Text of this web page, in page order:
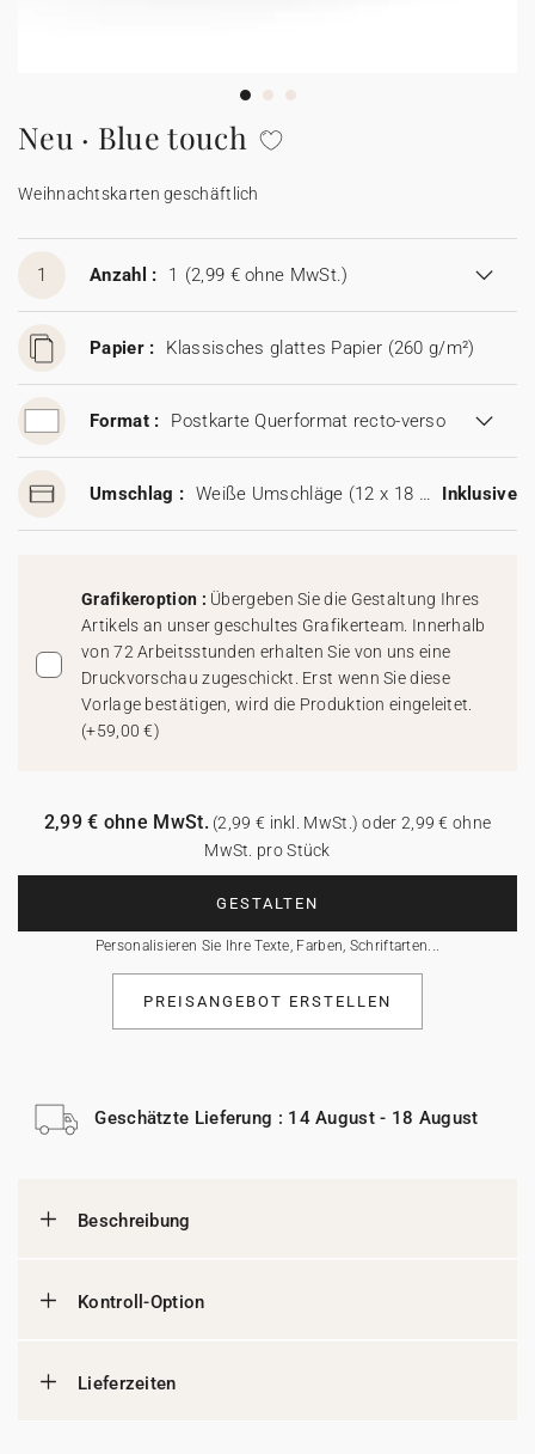
Aufkleber
Neu · Blue touch
Weihnachtskarten geschäftlich
1 Anzahl : 1 (2,99 € ohne MwSt.)
Papier : Klassisches glattes Papier (260 g/m²)
Format : Postkarte Querformat recto-verso
Umschlag : Weiße Umschläge (12 x 18 cm) Inklusive
Grafikeroption : Übergeben Sie die Gestaltung Ihres
Artikels an unser geschultes Grafikerteam. Innerhalb
von 72 Arbeitsstunden erhalten Sie von uns eine
Druckvorschau zugeschickt. Erst wenn Sie diese
Vorlage bestätigen, wird die Produktion eingeleitet.
(+59,00 €)
GESTALTEN
Personalisieren Sie Ihre Texte, Farben, Schriftarten...
2,99 € ohne MwSt.(2,99 € inkl. MwSt.) oder 2,99 € ohne
MwSt. pro Stück
PREISANGEBOT ERSTELLEN
Geschätzte Lieferung : 14 August - 18 August
Beschreibung
Kontroll-Option
Lieferzeiten